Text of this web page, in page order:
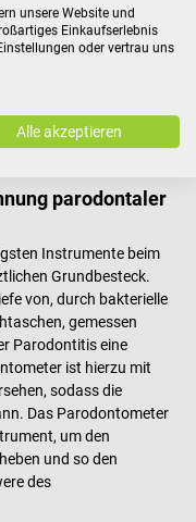
aufgrund seiner
den scharfen
des Instruments
deinen Exkavator also
Behandlung benötigst.
parodontaler
Instrumente beim
Grundbesteck.
von, durch bakterielle
gemessen
Parodontitis eine
ist hierzu mit
sodass die
Das Parodontometer
um den
und so den
des
unsere Website und
Einkaufserlebnis
oder vertrau uns
Alle akzeptieren